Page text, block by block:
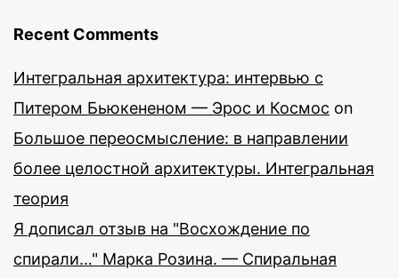
Recent Comments
Интегральная архитектура: интервью с
Питером Бьюкененом — Эрос и Космос on
Большое переосмысление: в направлении
более целостной архитектуры. Интегральная
теория
Я дописал отзыв на "Восхождение по
спирали…" Марка Розина. — Спиральная